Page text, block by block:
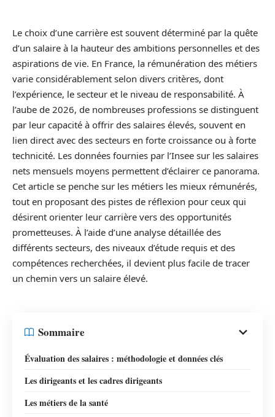
Le choix d’une carrière est souvent déterminé par la quête
d’un salaire à la hauteur des ambitions personnelles et des
aspirations de vie. En France, la rémunération des métiers
varie considérablement selon divers critères, dont
l’expérience, le secteur et le niveau de responsabilité. À
l’aube de 2026, de nombreuses professions se distinguent
par leur capacité à offrir des salaires élevés, souvent en
lien direct avec des secteurs en forte croissance ou à forte
technicité. Les données fournies par l’Insee sur les salaires
nets mensuels moyens permettent d’éclairer ce panorama.
Cet article se penche sur les métiers les mieux rémunérés,
tout en proposant des pistes de réflexion pour ceux qui
désirent orienter leur carrière vers des opportunités
prometteuses. À l’aide d’une analyse détaillée des
différents secteurs, des niveaux d’étude requis et des
compétences recherchées, il devient plus facile de tracer
un chemin vers un salaire élevé.
Sommaire
Évaluation des salaires : méthodologie et données clés
Les dirigeants et les cadres dirigeants
Les métiers de la santé